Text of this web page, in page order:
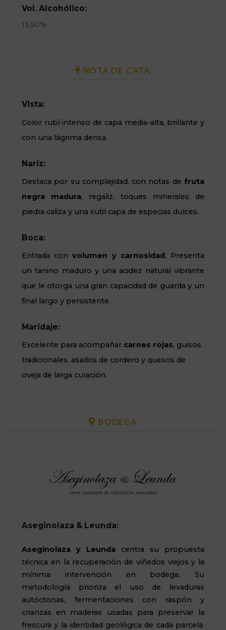
Vol. Alcohólico:
13,50%
NOTA DE CATA
Vista:
Color rubí intenso de capa media-alta, brillante y
con una lágrima densa.
Nariz:
Destaca por su complejidad, con notas de fruta
negra madura, regaliz, toques minerales de
piedra caliza y una sutil capa de especias dulces.
Boca:
Entrada convolumen y carnosidad. Presenta
un tanino maduro y una acidez natural vibrante
que le otorga una gran capacidad de guarda y un
final largo y persistente.
Maridaje:
Excelente para acompañar carnes rojas, guisos
tradicionales, asados de cordero y quesos de
oveja de larga curación.
BODEGA
Aseginolaza & Leunda:
Aseginolaza y Leunda centra su propuesta
técnica en la recuperación de viñedos viejos y la
mínima intervención en bodega. Su
metodología prioriza el uso de levaduras
autóctonas, fermentaciones con raspón y
crianzas en maderas usadas para preservar la
frescura y la identidad geológica de cada parcela.